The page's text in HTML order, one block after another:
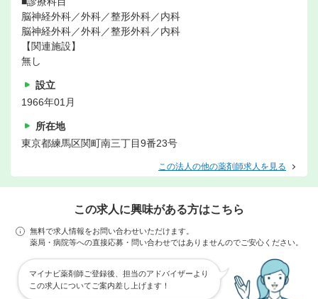
脳神経外科／外科／整形外科／内科
脳神経外科／外科／整形外科／内科
【関連施設】
無し
設立
1966年01月
所在地
東京都練馬区関町南三丁目9番23号
この法人の他の薬剤師求人を見る
この求人に興味がある方はこちら
無料で求人情報をお問い合わせいただけます。
薬局・病院等への直接応募・問い合わせではありませんのでご安心ください。
マイナビ薬剤師ご登録後、担当のアドバイザーより
この求人についてご案内差し上げます！